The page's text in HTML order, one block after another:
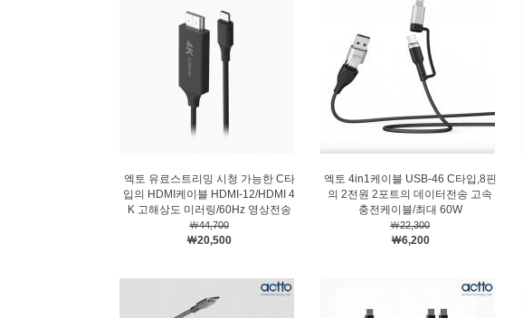
엑토 유료스트리밍 시청 가능한 C타
입의 HDMI케이블 HDMI-12/HDMI 4
K 고해상도 미러링/60Hz 영상전송
￦44,700
￦20,500
엑토 4in1케이블 USB-46 C타입,8핀
의 2전원 2포트의 데이터전송 고속
충전케이블/최대 60W
￦22,300
￦6,200